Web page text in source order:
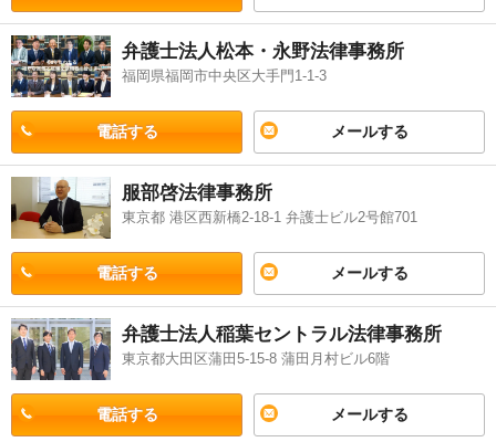
弁護士法人松本・永野法律事務所
福岡県福岡市中央区大手門1-1-3
電話する メールする
服部啓法律事務所
東京都 港区西新橋2-18-1 弁護士ビル2号館701
電話する メールする
弁護士法人稲葉セントラル法律事務所
東京都大田区蒲田5-15-8 蒲田月村ビル6階
電話する メールする